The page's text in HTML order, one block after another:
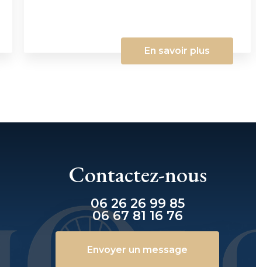
En savoir plus
Contactez-nous
06 26 26 99 85
06 67 81 16 76
Envoyer un message